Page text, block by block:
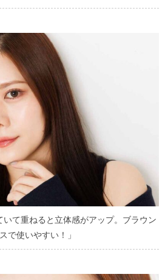
いて重ねると立体感がアップ。ブラウン
で使いやすい！」